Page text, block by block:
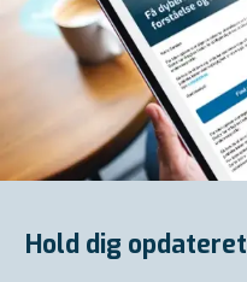
Hold dig opdateret